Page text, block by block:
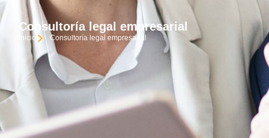
Consultoría legal empresarial
Inicio Consultoría legal empresarial